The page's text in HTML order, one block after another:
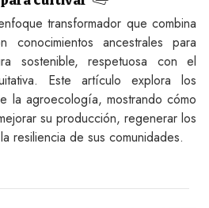
transformador que combina
conocimientos ancestrales para
sostenible, respetuosa con el
Este artículo explora los
la agroecología, mostrando cómo
su producción, regenerar los
resiliencia de sus comunidades.